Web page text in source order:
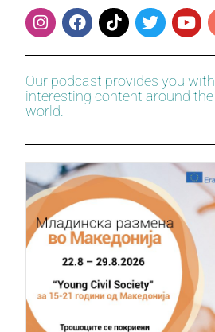
Our podcast provides you with
interesting content around the
world.